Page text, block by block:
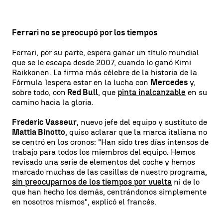
Ferrari no se preocupó por los tiempos
Ferrari, por su parte, espera ganar un título mundial
que se le escapa desde 2007, cuando lo ganó Kimi
Raikkonen. La firma más célebre de la historia de la
Fórmula 1espera estar en la lucha con Mercedes y,
sobre todo, con Red Bull, que pinta inalcanzable en su
camino hacia la gloria.
Frederic Vasseur, nuevo jefe del equipo y sustituto de
Mattia Binotto, quiso aclarar que la marca italiana no
se centró en los cronos: "Han sido tres días intensos de
trabajo para todos los miembros del equipo. Hemos
revisado una serie de elementos del coche y hemos
marcado muchas de las casillas de nuestro programa,
sin preocuparnos de los tiempos por vuelta ni de lo
que han hecho los demás, centrándonos simplemente
en nosotros mismos", explicó el francés.